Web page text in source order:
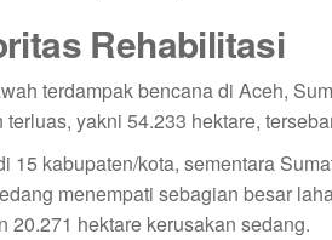
Rehabilitasi
terdampak bencana di Aceh,
yakni 54.233 hektare,
15 kabupaten/kota, sementara
menempati sebagian besar
20.271 hektare kerusakan sedang.